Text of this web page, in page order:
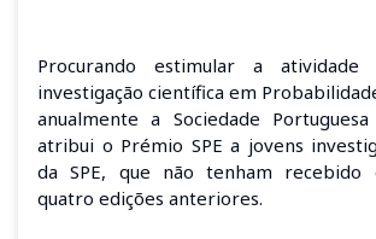
Procurando estimular a
investigação científica em
anualmente a Sociedade
atribui o Prémio SPE a jovens
da SPE, que não tenham
quatro edições anteriores.